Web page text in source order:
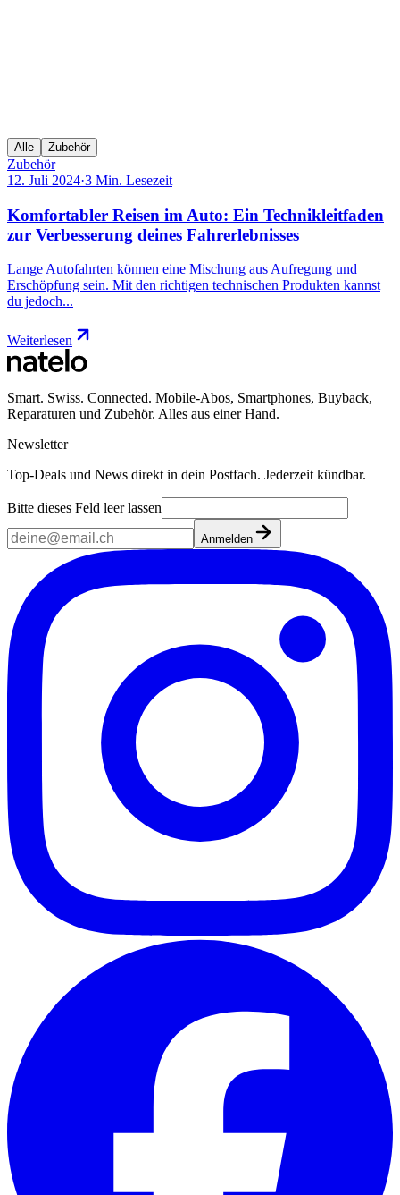
Alle Zubehör
Zubehör
12. Juli 2024·3 Min. Lesezeit
Komfortabler Reisen im Auto: Ein Technikleitfaden
zur Verbesserung deines Fahrerlebnisses
Lange Autofahrten können eine Mischung aus Aufregung und
Erschöpfung sein. Mit den richtigen technischen Produkten kannst
du jedoch...
Weiterlesen
Smart. Swiss. Connected. Mobile-Abos, Smartphones, Buyback,
Reparaturen und Zubehör. Alles aus einer Hand.
Newsletter
Top-Deals und News direkt in dein Postfach. Jederzeit kündbar.
Bitte dieses Feld leer lassen
Anmelden